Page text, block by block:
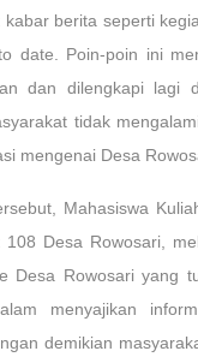
berita seperti
date. Poin-poin ini
dan dilengkapi lagi
tidak
mengenai Desa
Mahasiswa
108 Desa Rowosari,
Desa Rowosari yang
menyajikan
demikian